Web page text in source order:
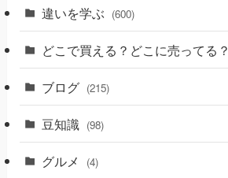
違いを学ぶ (600)
どこで買える？どこに売ってる？
ブログ (215)
豆知識 (98)
グルメ (4)